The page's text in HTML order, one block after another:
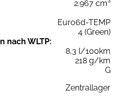
2.967 cm³
Euro6d-TEMP
4 (Green)
nach WLTP:
8,3 l/100km
218 g/km
G
Zentrallager